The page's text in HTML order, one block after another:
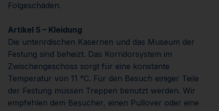
Folgeschäden.
Artikel 5 – Kleidung
Die unterirdischen Kasernen und das Museum der
Festung sind beheizt. Das Korridorsystem im
Zwischengeschoss sorgt für eine konstante
Temperatur von 11 °C. Für den Besuch einiger Teile
der Festung müssen Treppen benutzt werden. Wir
empfehlen dem Besucher, einen Pullover oder eine